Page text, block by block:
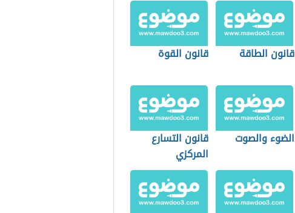
قانون الطاقة قانون القوة
الضوء والصوت
قانون التسارع
المركزي